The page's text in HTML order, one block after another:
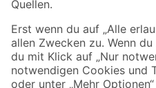
Sicher einkaufen
Jetzt die toom-App